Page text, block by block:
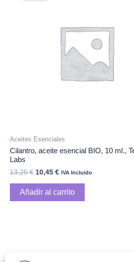
Aceites Esenciales
Cilantro, aceite esencial BIO, 10 ml.,
Labs
13,25€ 10,45 € IVA Incluido
Añadir al carrito